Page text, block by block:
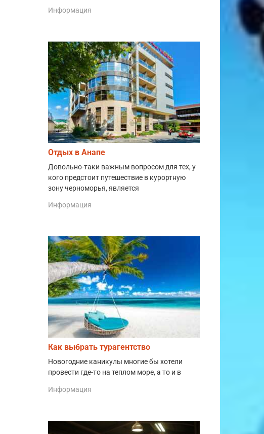
Информация
Отдых в Анапе
Довольно-таки важным вопросом для тех, у
кого предстоит путешествие в курортную
зону черноморья, является
Информация
Как выбрать турагентство
Новогодние каникулы многие бы хотели
провести где-то на теплом море, а то и в
Информация